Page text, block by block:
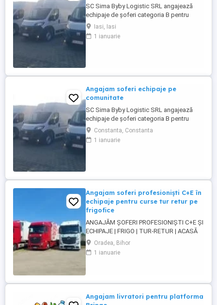
SC Sima Byby Logistic SRL angajează
echipaje de șoferi categoria B pentru
transport internațional (comunitate)!
Căutăm echipaje formate din 2 șoferi,
posesori ai permisului categoria B, pentru
Iasi, Iasi
1 ianuarie
Angajam soferi echipaje pe
comunitate
SC Sima Byby Logistic SRL angajează
echipaje de șoferi categoria B pentru
transport internațional (comunitate)!
Căutăm echipaje formate din 2 șoferi,
posesori ai permisului categoria B, pentru
Constanta, Constanta
1 ianuarie
Angajam soferi profesioniști C+E în
echipaje pentru curse tur retur pe
frigofice
ANGAJĂM ȘOFERI PROFESIONIȘTI C+E ȘI
ECHIPAJE | FRIGO | TUR-RETUR | ACASĂ
SĂPTĂMÂNAL | ORADEA Companie de
transport din Oradea angajează șoferi
profesioniști categoria C+E și echipaje
frigorifice. Căutăm persoane serioase,
responsabile ...
Oradea, Bihor
1 ianuarie
Angajam livratori pentru platforma